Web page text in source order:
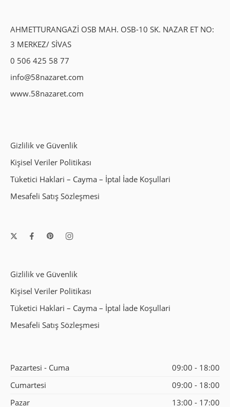
AHMETTURANGAZİ OSB MAH. OSB-10 SK. NAZAR ET NO:
3 MERKEZ/ SİVAS
0 506 425 58 77
info@58nazaret.com
www.58nazaret.com
Gizlilik ve Güvenlik
Kişisel Veriler Politikası
Tüketici Haklari – Cayma – İptal İade Koşullari
Mesafeli Satış Sözleşmesi
Gizlilik ve Güvenlik
Kişisel Veriler Politikası
Tüketici Haklari – Cayma – İptal İade Koşullari
Mesafeli Satış Sözleşmesi
Pazartesi - Cuma
09:00 - 18:00
Cumartesi
09:00 - 18:00
Pazar
13:00 - 17:00